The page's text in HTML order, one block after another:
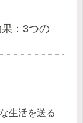
：3つの
生活を送る